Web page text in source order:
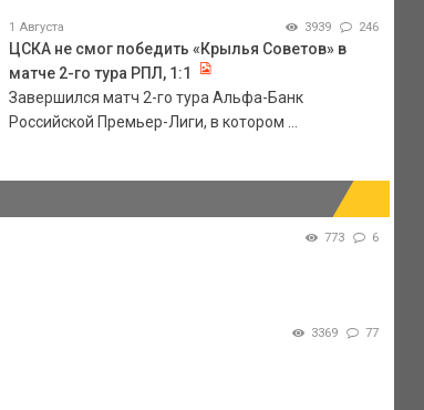
1 Августа 3939 246
ЦСКА не смог победить «Крылья Советов» в
матче 2-го тура РПЛ, 1:1
Завершился матч 2-го тура Альфа-Банк
Российской Премьер-Лиги, в котором ...
773 6
3369 77